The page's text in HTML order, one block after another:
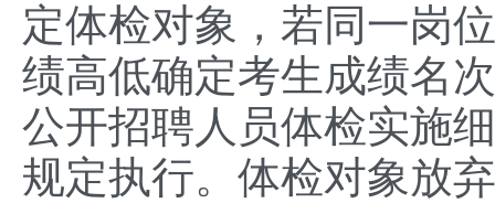
定体检对象，若同一岗
绩高低确定考生成绩名
公开招聘人员体检实施
规定执行。体检对象放